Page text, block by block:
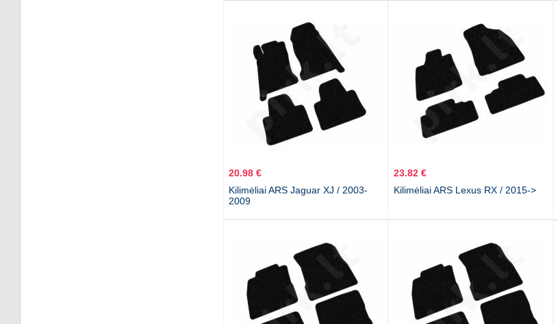
20.98 €
Kilimėliai ARS Jaguar XJ / 2003-
2009
23.82 €
Kilimėliai ARS Lexus RX / 2015->